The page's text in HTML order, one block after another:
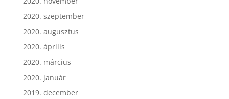
2020. szeptember
2020. augusztus
2020. április
2020. március
2020. január
2019. december